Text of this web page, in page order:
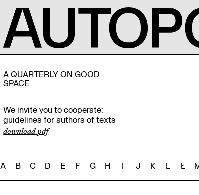
A QUARTERLY ON GOOD
SPACE
We invite you to cooperate:
guidelines for authors of texts
download pdf
A B C D E F G H I J K L Ł